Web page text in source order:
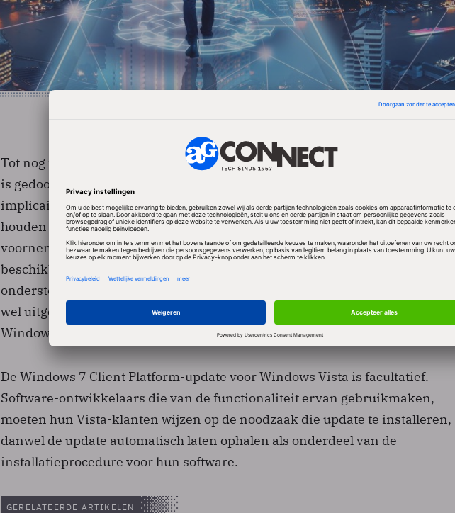
Tot nog toe presenteerde Microsoft de lint-menustructuur, die Scenic Ribbon
is gedoopt, als een van de onderscheidende elementen van Windows 7. De
implicaite daarvan was dat software-ontwikkelaars rekening moesten
houden met verschillen tussen Windows 7 en Windows Vista. Van dat
voornemen is Microsoft nu teruggekomen. In oktober wordt een update
beschikbaar gesteld voor Windows Vista waarmee het menu-lint wordt
ondersteund. Een ander deel van de Windows-gemeenschap blijft overigens
wel uitgesloten: voor Windows XP komt er niet zo'n 'compatibility pack' met
Windows 7.
De Windows 7 Client Platform-update voor Windows Vista is facultatief.
Software-ontwikkelaars die van de functionaliteit ervan gebruikmaken,
moeten hun Vista-klanten wijzen op de noodzaak die update te installeren,
danwel de update automatisch laten ophalen als onderdeel van de
installatieprocedure voor hun software.
GERELATEERDE ARTIKELEN